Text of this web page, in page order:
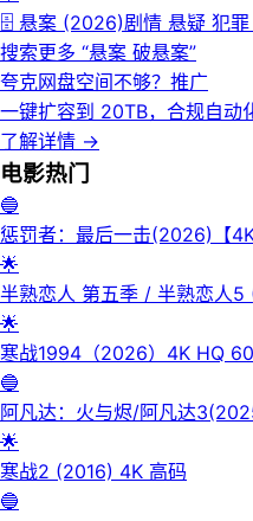
与洗礼。他怀揣赤子之心，
势，最终登临绝顶、化为永恒
传奇故事。💾百度网盘| 💾夸
标签：#国产动漫 #leoziyuan
世界 #4K #WEBDL #AAC⬇️【
🗄 悬案 (2026)剧情 悬疑 犯罪
完结
搜索更多 “悬案 破悬案”
夸克网盘空间不够？ 推广
一键扩容到 20TB，合规自动
了解详情 →
电影热门
🔵
惩罚者：最后一击(2026)【
幕】【杜比全景声】【动作/惊
🌟
半熟恋人 第五季 / 半熟恋人
MAX+] [更新0602期]
🌟
寒战1994（2026）4K HQ
无损HiFi声 国粤双语 内嵌简英
🔵
阿凡达：火与烬/阿凡达
杜比全景声】【内封简繁英双
🌟
寒战2 (2016) 4K 高码
🔵